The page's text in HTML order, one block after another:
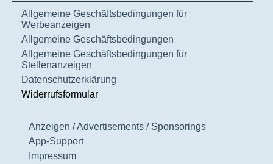
Allgemeine Geschäftsbedingungen für
Werbeanzeigen
Allgemeine Geschäftsbedingungen
Allgemeine Geschäftsbedingungen für
Stellenanzeigen
Datenschutzerklärung
Widerrufsformular
Anzeigen / Advertisements / Sponsorings
App-Support
Impressum